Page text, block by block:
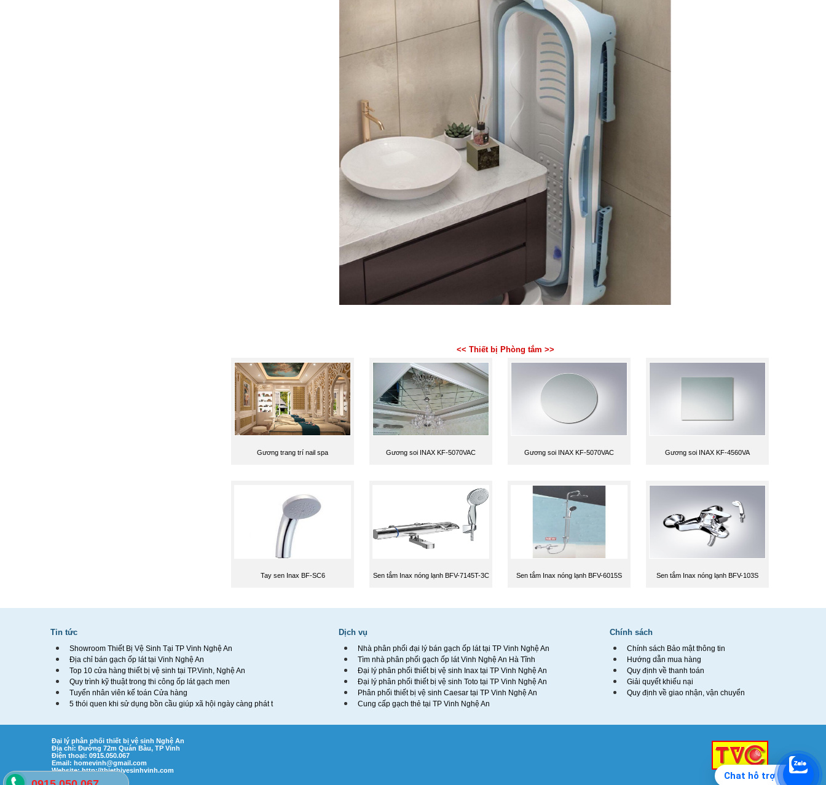
<< Thiết bị Phòng tắm >>
Gương trang trí nail spa Gương soi INAX KF-5070VAC Gương soi INAX KF-5070VAC Gương soi INAX KF-4560VA
Tay sen Inax BF-SC6 Sen tắm Inax nóng lạnh BFV-7145T-3C Sen tắm Inax nóng lạnh BFV-6015S Sen tắm Inax nóng lạnh BFV-103S
Tin tức
Showroom Thiết Bị Vệ Sinh Tại TP Vinh Nghệ An
Địa chỉ bán gạch ốp lát tại Vinh Nghệ An
Top 10 cửa hàng thiết bị vệ sinh tại TP.Vinh, Nghệ An
Quy trình kỹ thuật trong thi công ốp lát gạch men
Tuyển nhân viên kế toán Cửa hàng
5 thói quen khi sử dụng bồn cầu giúp xã hội ngày càng phát t
Dịch vụ
Nhà phân phối đại lý bán gạch ốp lát tại TP Vinh Nghệ An
Tìm nhà phân phối gạch ốp lát Vinh Nghệ An Hà Tĩnh
Đại lý phân phối thiết bị vệ sinh Inax tại TP Vinh Nghệ An
Đại lý phân phối thiết bị vệ sinh Toto tại TP Vinh Nghệ An
Phân phối thiết bị vệ sinh Caesar tại TP Vinh Nghệ An
Cung cấp gạch thẻ tại TP Vinh Nghệ An
Chính sách
Chính sách Bảo mật thông tin
Hướng dẫn mua hàng
Quy định về thanh toán
Giải quyết khiếu nại
Quy định về giao nhận, vận chuyển
Đại lý phân phối thiết bị vệ sinh Nghệ An
Địa chỉ: Đường 72m Quán Bàu, TP Vinh
Điện thoại: 0915.050.067
Email: homevinh@gmail.com
Website: http://thietbivesinhvinh.com
Chat hỗ trợ